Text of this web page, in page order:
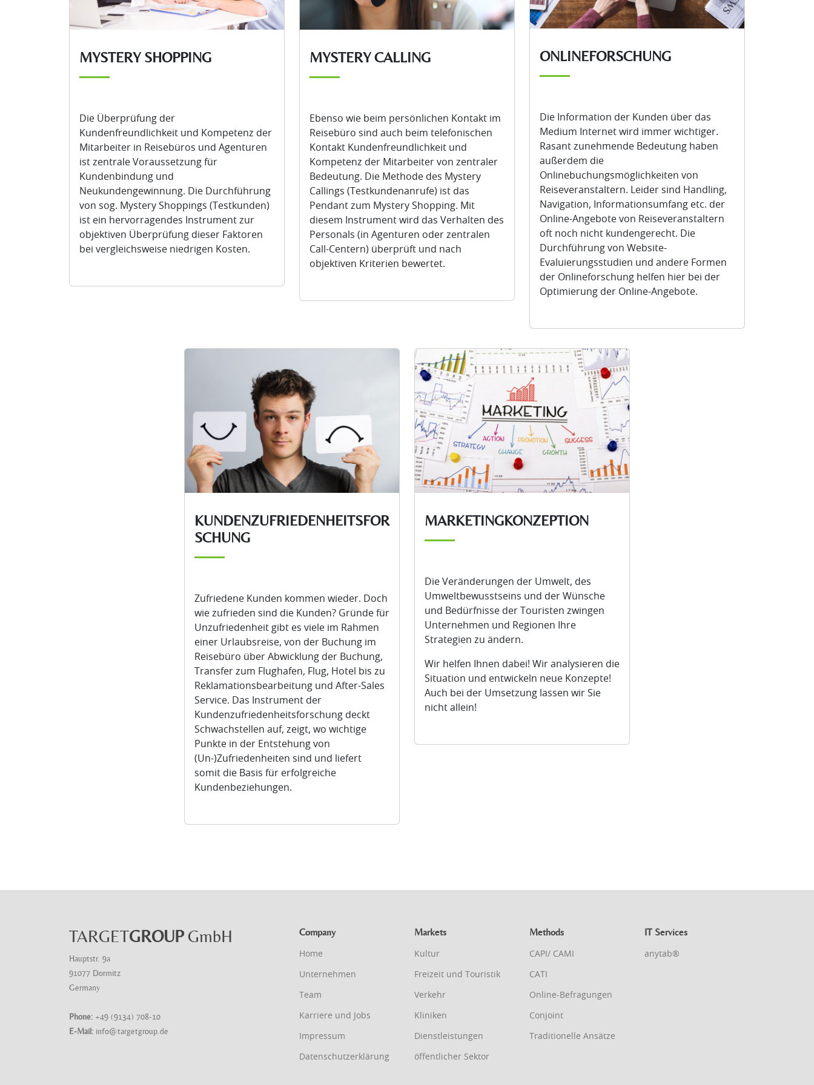
MYSTERY SHOPPING
Die Überprüfung der
Kundenfreundlichkeit und Kompetenz der
Mitarbeiter in Reisebüros und Agenturen
ist zentrale Voraussetzung für
Kundenbindung und
Neukundengewinnung. Die Durchführung
von sog. Mystery Shoppings (Testkunden)
ist ein hervorragendes Instrument zur
objektiven Überprüfung dieser Faktoren
bei vergleichsweise niedrigen Kosten.
MYSTERY CALLING
Ebenso wie beim persönlichen Kontakt im
Reisebüro sind auch beim telefonischen
Kontakt Kundenfreundlichkeit und
Kompetenz der Mitarbeiter von zentraler
Bedeutung. Die Methode des Mystery
Callings (Testkundenanrufe) ist das
Pendant zum Mystery Shopping. Mit
diesem Instrument wird das Verhalten des
Personals (in Agenturen oder zentralen
Call-Centern) überprüft und nach
objektiven Kriterien bewertet.
ONLINEFORSCHUNG
Die Information der Kunden über das
Medium Internet wird immer wichtiger.
Rasant zunehmende Bedeutung haben
außerdem die
Onlinebuchungsmöglichkeiten von
Reiseveranstaltern. Leider sind Handling,
Navigation, Informationsumfang etc. der
Online-Angebote von Reiseveranstaltern
oft noch nicht kundengerecht. Die
Durchführung von Website-
Evaluierungsstudien und andere Formen
der Onlineforschung helfen hier bei der
Optimierung der Online-Angebote.
KUNDENZUFRIEDENHEITSFOR
SCHUNG
Zufriedene Kunden kommen wieder. Doch
wie zufrieden sind die Kunden? Gründe für
Unzufriedenheit gibt es viele im Rahmen
einer Urlaubsreise, von der Buchung im
Reisebüro über Abwicklung der Buchung,
Transfer zum Flughafen, Flug, Hotel bis zu
Reklamationsbearbeitung und After-Sales
Service. Das Instrument der
Kundenzufriedenheitsforschung deckt
Schwachstellen auf, zeigt, wo wichtige
Punkte in der Entstehung von
(Un-)Zufriedenheiten sind und liefert
somit die Basis für erfolgreiche
Kundenbeziehungen.
MARKETINGKONZEPTION
Die Veränderungen der Umwelt, des
Umweltbewusstseins und der Wünsche
und Bedürfnisse der Touristen zwingen
Unternehmen und Regionen Ihre
Strategien zu ändern.
Wir helfen Ihnen dabei! Wir analysieren die
Situation und entwickeln neue Konzepte!
Auch bei der Umsetzung lassen wir Sie
nicht allein!
TARGETGROUPGmbH
Hauptstr. 9a
91077 Dormitz
Germany
Phone: +49 (9134) 708-10
E-Mail: info@targetgroup.de
Company
Home
Unternehmen
Team
Karriere und Jobs
Impressum
Datenschutzerklärung
Markets
Kultur
Freizeit und Touristik
Verkehr
Kliniken
Dienstleistungen
öffentlicher Sektor
Methods
CAPI/ CAMI
CATI
Online-Befragungen
Conjoint
Traditionelle Ansätze
IT Services
anytab®